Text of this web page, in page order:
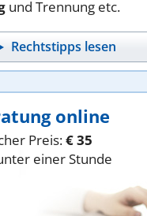
und Trennung etc.
Rechtstipps lesen
online
Preis:€ 35
einer Stunde